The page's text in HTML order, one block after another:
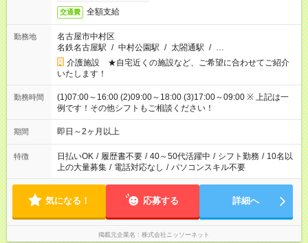
交通費 全額支給
勤務地
名古屋市中村区
名鉄名古屋駅 / 中村公園駅 / 太閤通駅 / …
介護施設 ★自宅近くの施設など、ご希望に合わせてご紹介
いたします！
勤務時間
(1)07:00～16:00 (2)09:00～18:00 (3)17:00～09:00 ※ 上記は一
例です！その他シフトもご相談ください！
期間 即日～2ヶ月以上
特徴 日払いOK / 履歴書不要 / 40～50代活躍中 / シフト勤務 / 10名以
上の大量募集 / 電話対応なし / パソコンスキル不要
気になる！ 応募する 詳細へ
掲載元企業名 株式会社ニッソーネット